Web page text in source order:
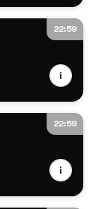
22:59
i
22:59
i